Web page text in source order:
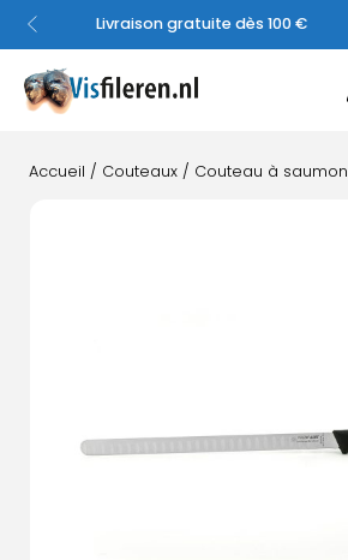
Livraison gratuite dès 100 €
Accueil / Couteaux / Couteau à saumon